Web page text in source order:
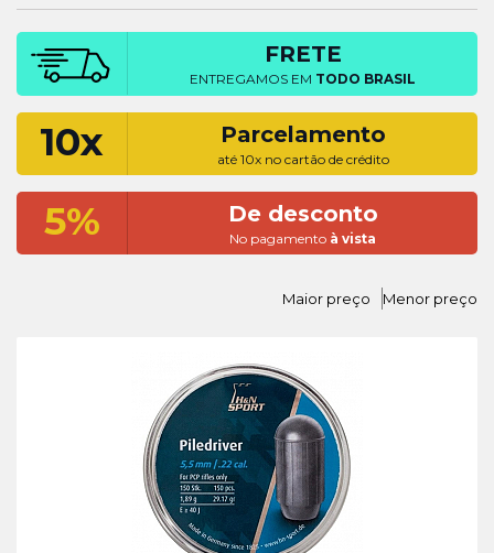
FRETE
ENTREGAMOS EM TODO BRASIL
10x Parcelamento
até 10x no cartão de crédito
5% De desconto
No pagamento à vista
Maior preço Menor preço